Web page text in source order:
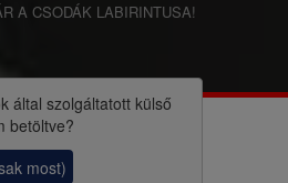
g
o
s
A CSODÁK LABIRINTUSA!
által szolgáltatott külső
betöltve?
most)